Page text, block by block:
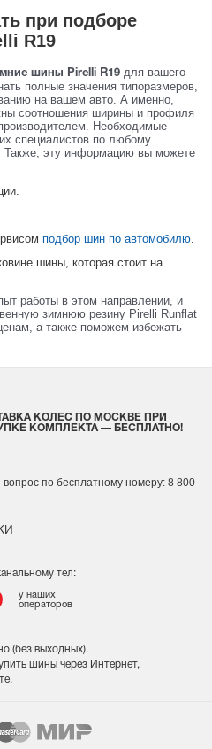
при подборе
R19
шины Pirelli R19 для вашего
полные значения типоразмеров,
на вашем авто. А именно,
соотношения ширины и профиля
Необходимые
специалистов по любому
Также, эту информацию вы можете
подбор шин по автомобилю
шины, которая стоит на
работы в этом направлении, и
зимнюю резину Pirelli Runflat
а также поможем избежать
тел:
у наших
операторов
(без выходных).
шины через Интернет,
КОЛЕС ПО МОСКВЕ ПРИ
КОМПЛЕКТА — БЕСПЛАТНО!
по бесплатному номеру: 8 800